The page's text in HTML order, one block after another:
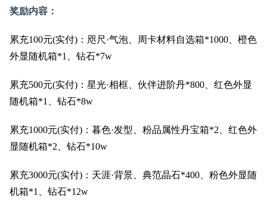
奖励内容：
累充100元(实付)：咫尺·气泡、周卡材料自选箱*1000、橙色
外显随机箱*1、钻石*7w
累充500元(实付)：星光·相框、伙伴进阶丹*800、红色外显
随机箱*1、钻石*8w
累充1000元(实付)：暮色·发型、粉品属性丹宝箱*2、红色外
显随机箱*2、钻石*10w
累充3000元(实付)：天涯·背景、典范晶石*400、粉色外显随
机箱*1、钻石*12w